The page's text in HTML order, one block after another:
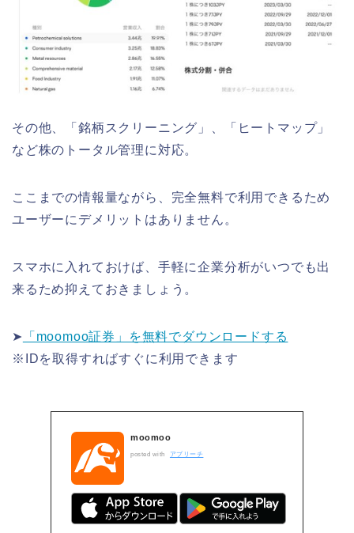
その他、「銘柄スクリーニング」、「ヒートマップ」
など株のトータル管理に対応。
ここまでの情報量ながら、完全無料で利用できるため
ユーザーにデメリットはありません。
スマホに入れておけば、手軽に企業分析がいつでも出
来るため抑えておきましょう。
➤
「moomoo証券」を無料でダウンロードする
※IDを取得すればすぐに利用できます
moomoo
posted with アプリーチ